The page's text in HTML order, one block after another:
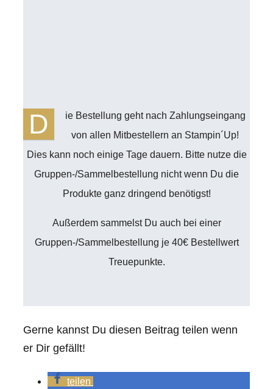
D
ie Bestellung geht nach Zahlungseingang
von allen Mitbestellern an Stampin´Up!
Dies kann noch einige Tage dauern. Bitte nutze die
Gruppen-/Sammelbestellung nicht wenn Du die
Produkte ganz dringend benötigst!
Außerdem sammelst Du auch bei einer
Gruppen-/Sammelbestellung je 40€ Bestellwert
Treuepunkte.
Gerne kannst Du diesen Beitrag teilen wenn
er Dir gefällt!
teilen